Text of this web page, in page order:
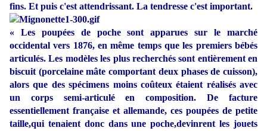
fins. Et puis c'est attendrissant. La tendresse c'est important.
« Les poupées de poche sont apparues sur le marché
occidental vers 1876, en même temps que les premiers bébés
articulés. Les modèles les plus recherchés sont entièrement en
biscuit (porcelaine mâte comportant deux phases de cuisson),
alors que des spécimens moins coûteux étaient réalisés avec
un corps semi-articulé en composition. De facture
essentiellement française et allemande, ces poupées de petite
taille,qui tenaient donc dans une poche,devinrent les jouets